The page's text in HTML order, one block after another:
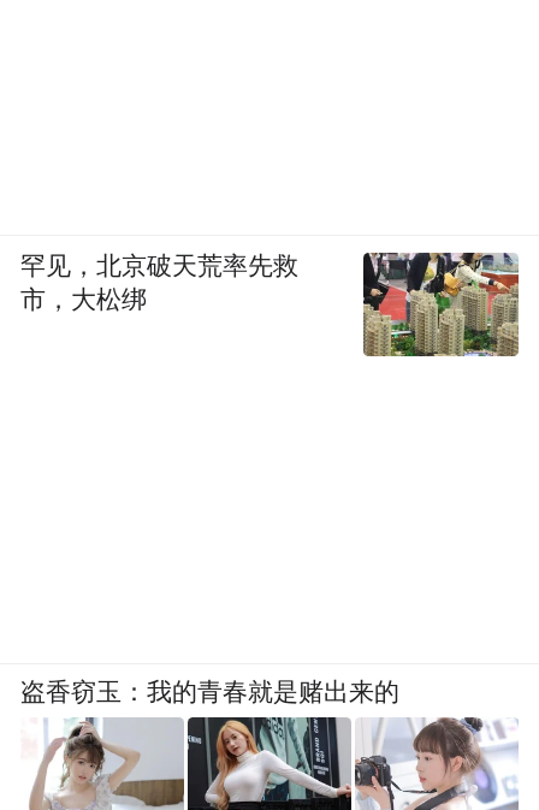
罕见，北京破天荒率先救
市，大松绑
盗香窃玉：我的青春就是赌出来的